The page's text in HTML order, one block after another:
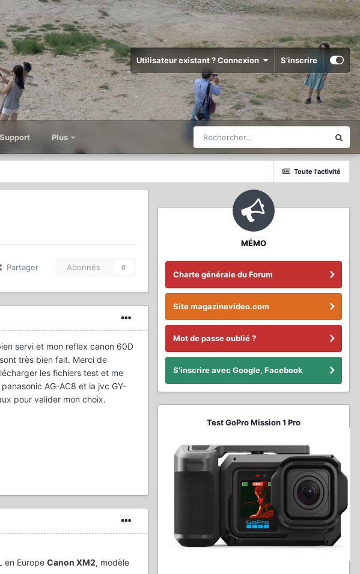
Utilisateur existant ? Connexion S’inscrire
Support Plus
Toute l’activité
Partager Abonnés 0
servi et mon reflex canon 60D
très bien fait. Merci de
les fichiers test et me
AG-AC8 et la jvc GY-
pour valider mon choix.
en Europe Canon XM2, modèle
MÉMO
Charte générale du Forum
Site magazinevideo.com
Mot de passe oublié ?
S'inscrire avec Google, Facebook
Test GoPro Mission 1 Pro